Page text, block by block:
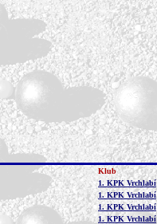
Klub
1. KPK Vrchlabí
1. KPK Vrchlabí
1. KPK Vrchlabí
1. KPK Vrchlabí